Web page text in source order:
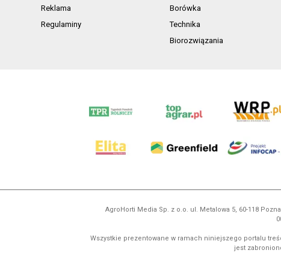
Reklama
Regulaminy
Borówka
Technika
Biorozwiązania
AgroHorti Media Sp. z o.o. ul. Metalowa 5, 60-118
Wszystkie prezentowane w ramach niniejszego portalu
jest